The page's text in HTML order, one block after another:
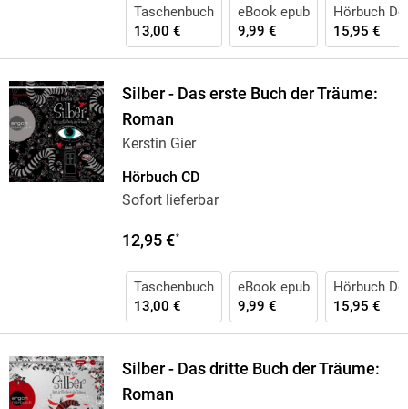
Taschenbuch
13,00 €
eBook epub
9,99 €
Hörbuch
15,95 €
Silber - Das erste Buch der Träume:
Roman
Kerstin Gier
Hörbuch CD
Sofort lieferbar
12,95 €*
Taschenbuch
13,00 €
eBook epub
9,99 €
Hörbuch
15,95 €
Silber - Das dritte Buch der Träume:
Roman